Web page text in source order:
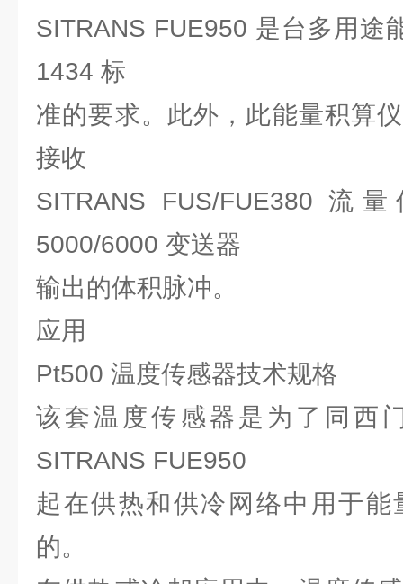
SITRANS FUE950 是台多用途
1434 标
准的要求。此外，此能量积算
接收
SITRANS FUS/FUE380 流
5000/6000 变送器
输出的体积脉冲。
应用
Pt500 温度传感器技术规格
该套温度传感器是为了同西
SITRANS FUE950
起在供热和供冷网络中用于
的。